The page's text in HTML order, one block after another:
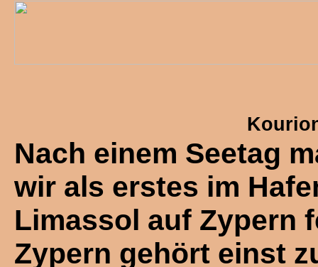
Nach einem Seetag
wir als erstes im
Limassol auf Zypern
Zypern gehört einst